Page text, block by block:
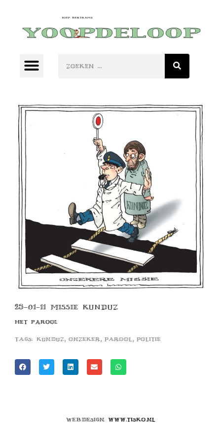
25-01-11 MISSIE KUNDUZ
HET PAROOL
Tags: kunduz, onzeker, parool, politie
Webdesign www.tisko.nl